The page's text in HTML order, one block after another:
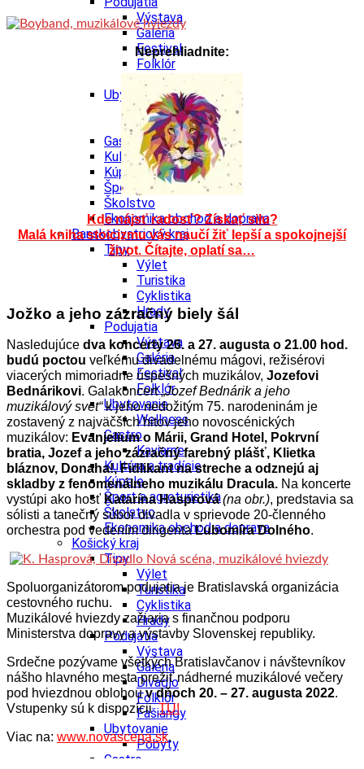
Výstava
Galéria
Festival
Folklór
Koncert
Ubytovanie
Pobyty
Wellness
Gastro
Kultúra a tradície
Kúpele
Šport a agroturistika
Školstvo
Ekonomika obchod a doprava
Banskobystrický kraj
Tipy
Výlet
Turistika
Cyklistika
Hrady
Podujatia
Výstava
Galéria
Festival
Folklór
Ubytovanie
Wellness
Gastro
Kaviarne
Kultúra a tradície
Kúpele
Šport a agroturistika
Školstvo
Ekonomika obchod a doprava
Košický kraj
Tipy
Výlet
Turistika
Cyklistika
Hrady
Podujatia
Výstava
Galéria
Divadlo
Folklór
Fašiangy
Ubytovanie
Pobyty
Gastro
Neprehliadnite:
Kde nájsť radosť? Získať silu?
Malá kniha stoicizmu vás naučí žiť lepší a spokojnejší
život. Čítajte, oplatí sa…
Jožko a jeho zázračný biely šál
Nasledujúce dva koncerty 26. a 27. augusta o 21.00 hod.
budú poctou veľkému divadelnému mágovi, režisérovi
viacerých mimoriadne úspešných muzikálov, Jozefovi
Bednárikovi. Galakoncert „Jozef Bednárik a jeho
muzikálový svet“k jeho nedožitým 75. narodeninám je
zostavený z najväčších hitov jeho novoscénických
muzikálov: Evanjelium o Márii, Grand Hotel, Pokrvní
bratia, Jozef a jeho zázračný farebný plášť, Klietka
bláznov, Donaha!, Fidlikant na streche a odznejú aj
skladby z fenomenálneho muzikálu Dracula. Na koncerte
vystúpi ako hosť Katarína Hasprová(na obr.), predstavia sa
sólisti a tanečný súbor divadla v sprievode 20-členného
orchestra pod vedením dirigentaĽubomíra Dolného.
Spoluorganizátorom podujatia je Bratislavská organizácia
cestovného ruchu.
Muzikálové hviezdy zažiaria s finančnou podporu
Ministerstva dopravy a výstavby Slovenskej republiky.
Srdečne pozývame všetkých Bratislavčanov i návštevníkov
nášho hlavného mesta prežiť nádherné muzikálové večery
pod hviezdnou oblohouv dňoch 20. – 27. augusta 2022.
Vstupenky sú k dispozíciiTU!
Viac na: www.novascena.sk.